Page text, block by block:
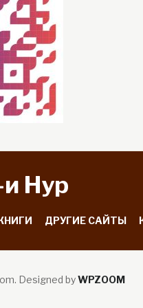
Hyp
ДРУГИЕ САЙТЫ
Designed byWPZOOM